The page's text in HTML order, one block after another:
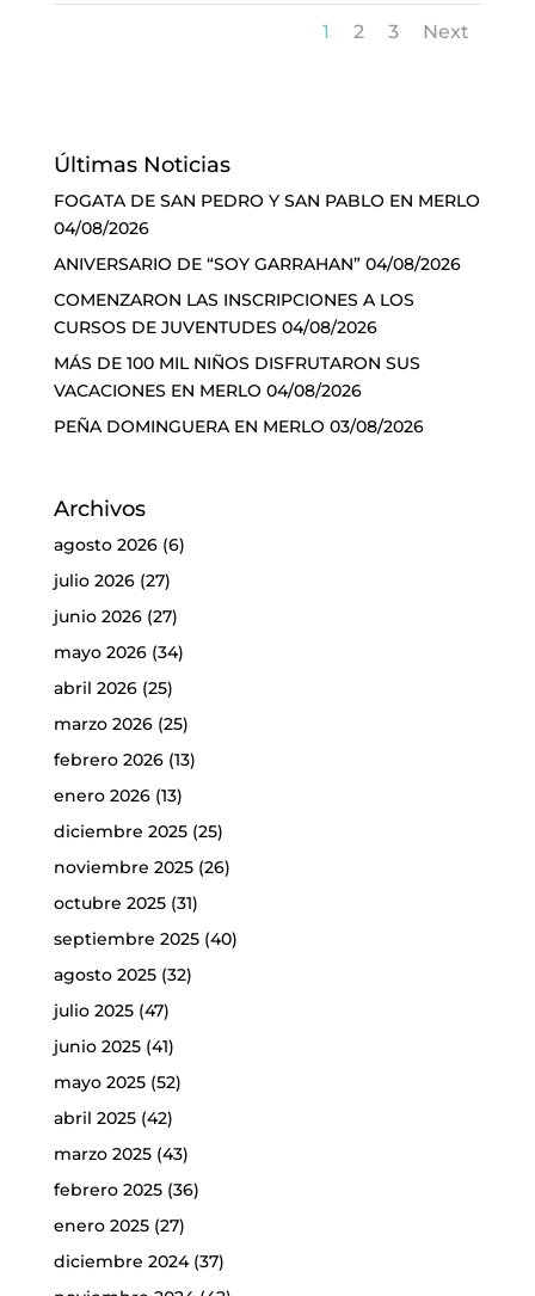
1 2 3 Next
Últimas Noticias
FOGATA DE SAN PEDRO Y SAN PABLO EN MERLO
04/08/2026
ANIVERSARIO DE “SOY GARRAHAN” 04/08/2026
COMENZARON LAS INSCRIPCIONES A LOS
CURSOS DE JUVENTUDES 04/08/2026
MÁS DE 100 MIL NIÑOS DISFRUTARON SUS
VACACIONES EN MERLO 04/08/2026
PEÑA DOMINGUERA EN MERLO 03/08/2026
Archivos
agosto 2026(6)
julio 2026(27)
junio 2026(27)
mayo 2026(34)
abril 2026(25)
marzo 2026(25)
febrero 2026(13)
enero 2026(13)
diciembre 2025(25)
noviembre 2025(26)
octubre 2025(31)
septiembre 2025(40)
agosto 2025(32)
julio 2025(47)
junio 2025(41)
mayo 2025(52)
abril 2025(42)
marzo 2025(43)
febrero 2025(36)
enero 2025(27)
diciembre 2024(37)